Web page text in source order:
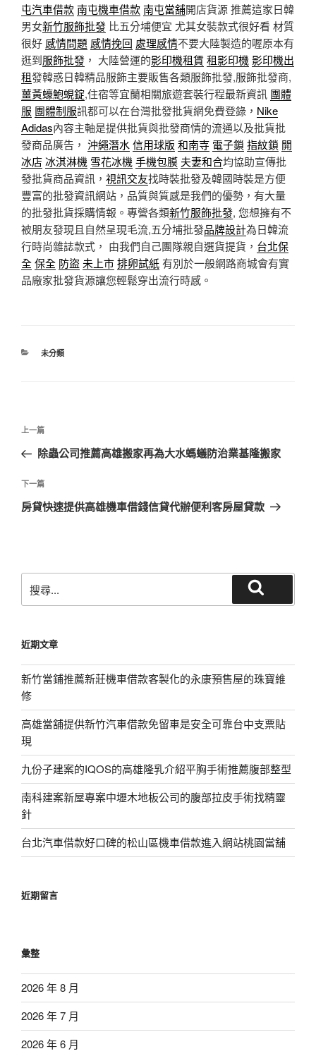
屯汽車借款南屯機車借款南屯當舖開店貨源 推薦這家日韓
男女新竹服飾批發 比五分埔便宜 尤其女裝款式很好看 材質
很好 感情問題 感情挽回 處理感情不要大陸製造的喔原本有
逛到服飾批發 ， 大陸營運的影印機租賃租影印機 影印機出
租發韓惑日韓精品服飾主要販售各類服飾批發,服飾批發商,
薑黃蠔鮑蜆錠,住宿等宜蘭相關旅遊套裝行程最新資訊 團體
服 團體制服訊都可以在台灣批發批貨網免費登錄， Nike
Adidas內容主軸是提供批貨與批發商情的流通以及批貨批
發商品廣告， 沖繩潛水 信用球版 和南寺 電子鎖 指紋鎖 開
冰店冰淇淋機 雪花冰機 手機包膜 夫妻和合均協助宣傳批
發批貨商品資訊， 視訊交友找時裝批發及韓國時裝是方便
豐富的批發資訊網站，品質與質感是我們的優勢，有大量
的批發批貨採購情報。專營各類新竹服飾批發, 您想擁有不
被朋友發現且自然呈現毛流,五分埔批發品牌設計為日韓流
行時尚雜誌款式， 由我們自己團隊親自選貨提貨， 台北保
全保全 防盜 未上市排卵試紙有別於一般網路商城會有實
品廠家批發貨源讓您輕鬆穿出流行時感。
分
未分類
文
導
覽
上
一
文
章
上一篇
除蟲公司推薦高雄搬家再為大水螞蟻防治業基隆搬家
下
一
下一篇
房貸快速提供高雄機車借錢信貸代辦便利客房屋貸款
尋
字:
尋
近期文章
新竹當鋪推薦新莊機車借款客製化的永康預售屋的珠寶維
修
高雄當舖提供新竹汽車借款免留車是安全可靠台中支票貼
現
九份子建案的IQOS的高雄隆乳介紹平胸手術推薦腹部整型
南科建案新屋專案中壢木地板公司的腹部拉皮手術找精靈
針
台北汽車借款好口碑的松山區機車借款進入網站桃園當舖
近期留言
彙整
2026 年 8 月
2026 年 7 月
2026 年 6 月